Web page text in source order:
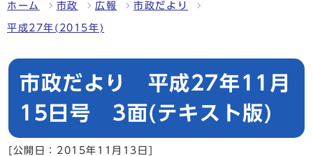
ホーム 市政 広報 市政だより
平成27年(2015年)
市政だより 平成27年11月
15日号 3面(テキスト版)
[公開日：2015年11月13日]